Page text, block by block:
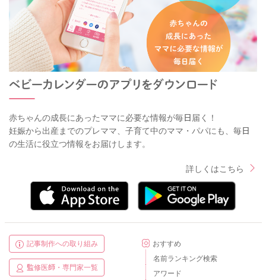
赤ちゃんの成長にあったママに必要な情報が毎日届く！
妊娠から出産までのプレママ、子育て中のママ・パパにも、毎日
の生活に役立つ情報をお届けします。
詳しくはこちら
記事制作への取り組み
監修医師・専門家一覧
おすすめ
名前ランキング検索
アワード